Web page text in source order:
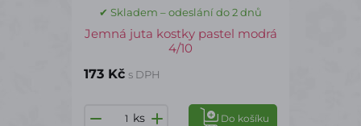
✔ Skladem – odeslání do 2 dnů
Jemná juta kostky pastel modrá
4/10
173 Kč s DPH
ks Do košíku